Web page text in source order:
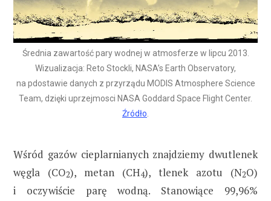
Średnia zawartość pary wodnej w atmosferze w lipcu 2013.
Wizualizacja: Reto Stockli, NASA’s Earth Observatory,
na pdostawie danych z przyrządu MODIS Atmosphere Science
Team, dzięki uprzejmosci NASA Goddard Space Flight Center.
Źródło
Wśród gazów cieplarnianych znajdziemy dwutlenek
węgla (CO2), metan (CH4), tlenek azotu (N2O)
i oczywiście parę wodną. Stanowiące 99,96%